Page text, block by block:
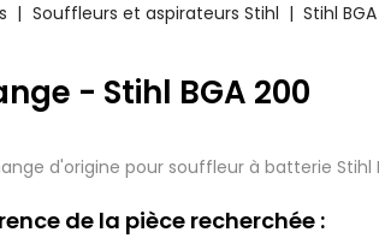
Souffleurs et aspirateurs Stihl Stihl
- Stihl BGA 200
d'origine pour souffleur à batterie Stihl
de la pièce recherchée :